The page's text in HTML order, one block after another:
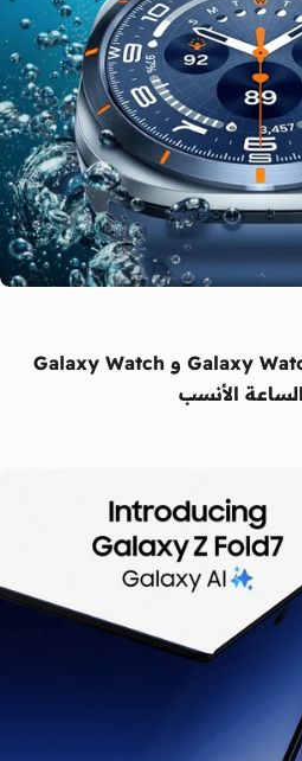
أهم الفروقات بين Galaxy Watch Ultra و Galaxy Watch